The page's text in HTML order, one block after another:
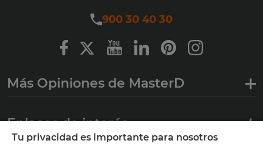
900 30 40 30
Más Opiniones de MasterD
Enlaces de interés
Tu privacidad es importante para nosotros